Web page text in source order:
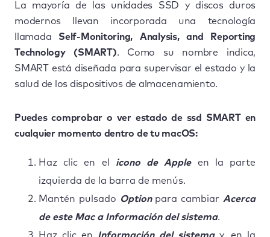
La mayoría de las unidades SSD y discos duros
modernos llevan incorporada una tecnología
llamada Self-Monitoring, Analysis, and Reporting
Technology (SMART). Como su nombre indica,
SMART está diseñada para supervisar el estado y la
salud de los dispositivos de almacenamiento.
Puedes comprobar o ver estado de ssd SMART en
cualquier momento dentro de tu macOS:
Haz clic en el icono de Appleen la parte
izquierda de la barra de menús.
Mantén pulsado Optionpara cambiar Acerca
de este Mac a Información del sistema.
Haz clic en Información del sistemay, en la